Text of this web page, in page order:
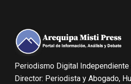
Periodismo Digital
Director: Periodista y Abogado,